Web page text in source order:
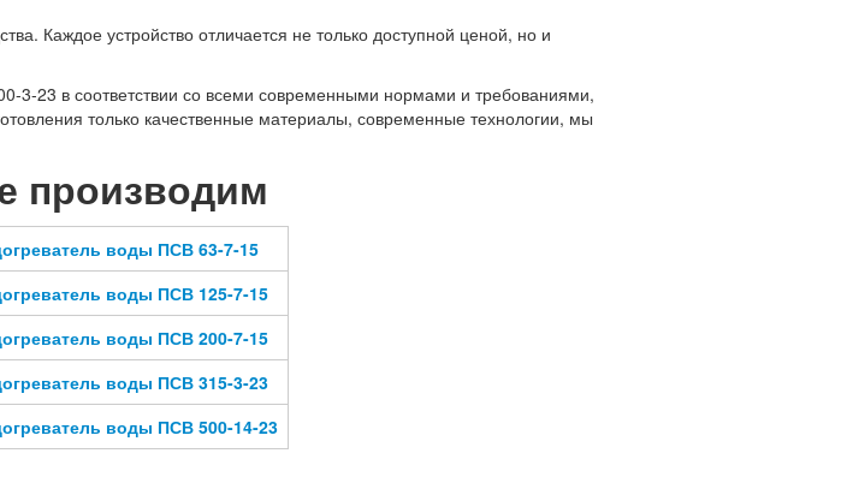
Каждое устройство отличается не только доступной ценой, но и
3-23 в соответствии со всеми современными нормами и требованиями,
только качественные материалы, современные технологии, мы
производим
воды ПСВ 63-7-15
воды ПСВ 125-7-15
воды ПСВ 200-7-15
воды ПСВ 315-3-23
воды ПСВ 500-14-23